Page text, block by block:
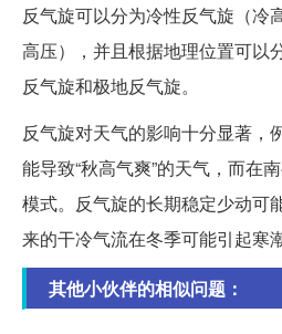
反气旋可以分为冷性反气旋（冷
高压），并且根据地理位置可以
反气旋和极地反气旋。
反气旋对天气的影响十分显著，
能导致“秋高气爽”的天气，而在
模式。反气旋的长期稳定少动可
来的干冷气流在冬季可能引起寒
其他小伙伴的相似问题：